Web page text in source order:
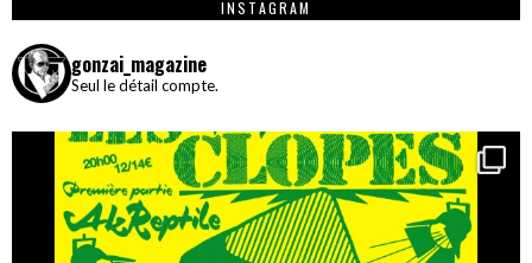
INSTAGRAM
gonzai_magazine
Seul le détail compte.